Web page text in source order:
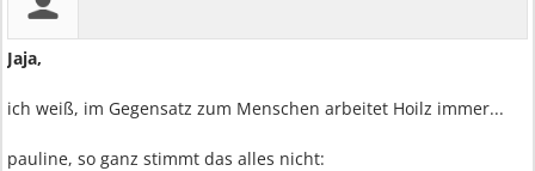
Jaja,
ich weiß, im Gegensatz zum Menschen arbeitet Hoilz immer...
pauline, so ganz stimmt das alles nicht: